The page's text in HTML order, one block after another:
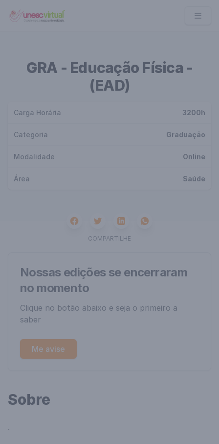
UNESC VIRTUAL
GRA - Educação Física -
(EAD)
Carga Horária 3200h
Categoria Graduação
Modalidade Online
Área Saúde
FacebookTwitterLinkedinWhatsapp
COMPARTILHE
Nossas edições se encerraram
no momento
Clique no botão abaixo e seja o primeiro a
saber
Me avise
Sobre
.